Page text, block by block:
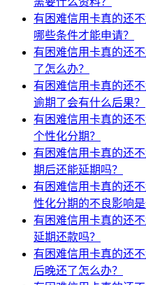
有困难信用卡真的还
哪些条件才能申请？
有困难信用卡真的还
了怎么办？
有困难信用卡真的还
逾期了会有什么后果？
有困难信用卡真的还
个性化分期？
有困难信用卡真的还
期后还能延期吗？
有困难信用卡真的还
性化分期的不良影响是
有困难信用卡真的还
延期还款吗？
有困难信用卡真的还
后晚还了怎么办？